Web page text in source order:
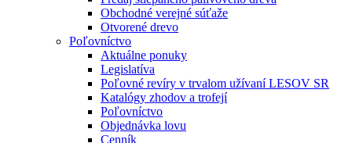
Obchodné verejné súťaže
Otvorené drevo
Poľovníctvo
Aktuálne ponuky
Legislatíva
Poľovné revíry v trvalom užívaní LESOV SR
Katalógy zhodov a trofejí
Poľovníctvo
Objednávka lovu
Cenník